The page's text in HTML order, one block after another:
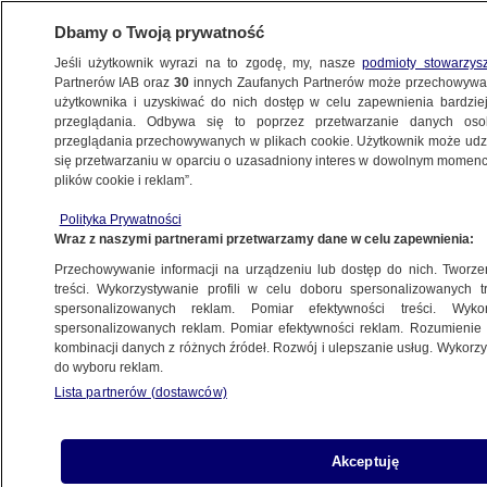
ZDROWIE
ZDROWIE
u hematologa? Sprawdziła Grażyna
Szapołowska
Zuzanna Kuffel
17.06.2026, 12:57
Posłuchaj artykułu
Dbamy o Twoją prywatność
Jeśli użytkownik wyrazi na to zgodę, my, naszepodmioty
Partnerów IAB oraz30 innych Zaufanych Partnerów może
użytkownika i uzyskiwać do nich dostęp w celu zapewnienia
przeglądania. Odbywa się to poprzez przetwarzanie danych
przeglądania przechowywanych w plikach cookie. Użytkownik może
się przetwarzaniu w oparciu o uzasadniony interes w dowolnym
plików cookie i reklam”.
Polityka Prywatności
Wraz z naszymi partnerami przetwarzamy dane w celu zapewnienia:
Przechowywanie informacji na urządzeniu lub dostęp do nich.
treści. Wykorzystywanie profili w celu doboru spersonalizowanych
spersonalizowanych reklam. Pomiar efektywności treści.
spersonalizowanych reklam. Pomiar efektywności reklam.
kombinacji danych z różnych źródeł. Rozwój i ulepszanie usług.
do wyboru reklam.
Lista partnerów (dostawców)
Akceptuję